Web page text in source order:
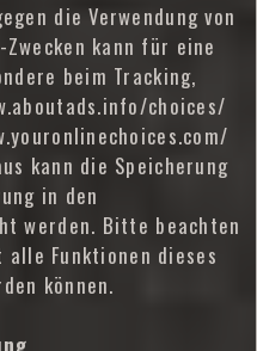
die Verwendung von
kann für eine
beim Tracking,
choices/
kann die Speicherung
in den
werden. Bitte beachten
Funktionen dieses
können.